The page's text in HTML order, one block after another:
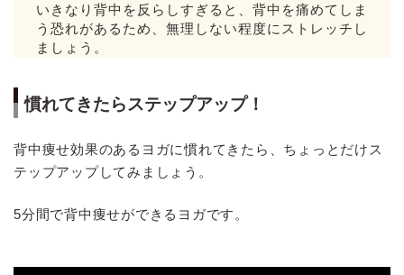
いきなり背中を反らしすぎると、背中を痛めてしま
う恐れがあるため、無理しない程度にストレッチし
ましょう。
慣れてきたらステップアップ！
背中痩せ効果のあるヨガに慣れてきたら、ちょっとだけス
テップアップしてみましょう。
5分間で背中痩せができるヨガです。